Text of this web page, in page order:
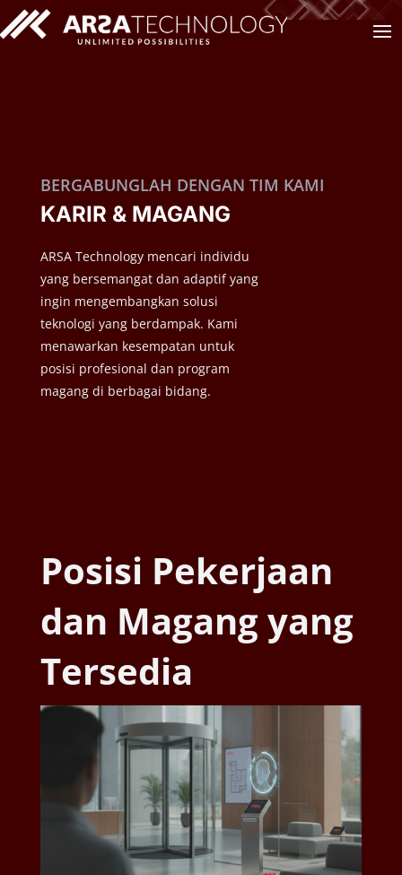
BERGABUNGLAH DENGAN TIM KAMI
KARIR & MAGANG
ARSA Technology mencari individu
yang bersemangat dan adaptif yang
ingin mengembangkan solusi
teknologi yang berdampak. Kami
menawarkan kesempatan untuk
posisi profesional dan program
magang di berbagai bidang.
Posisi Pekerjaan
dan Magang yang
Tersedia